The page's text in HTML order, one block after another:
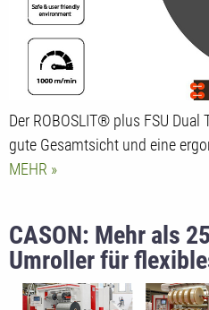
Der ROBOSLIT® plus FSU
gute Gesamtsicht und eine
MEHR
CASON: Mehr als
Umroller für
4.0